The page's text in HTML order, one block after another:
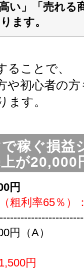
高い」「売れ
ます。
ることで、
や初心者の
ます。
稼ぐ損益
が20,000
円
粗利率65％）
円（A）
円